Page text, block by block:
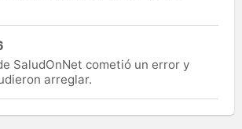
SaludOnNet cometió un error y
arreglar.